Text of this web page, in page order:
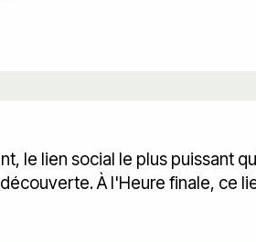
le lien social le plus puissant
À l'Heure finale, ce